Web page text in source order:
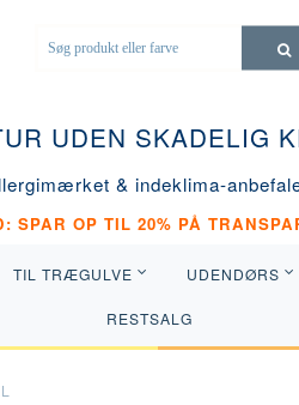
UDEN SKADELIG
& indeklima-
SPAR OP TIL 20% PÅ
TIL TRÆGULVE UDENDØRS
RESTSALG